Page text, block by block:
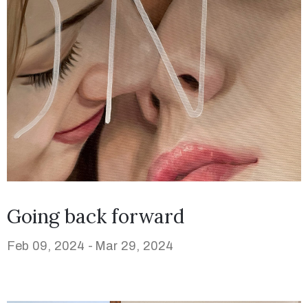
Going back forward
Feb 09, 2024 - Mar 29, 2024